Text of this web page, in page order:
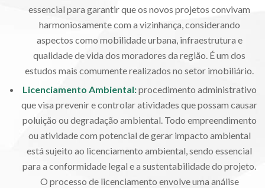
essencial para garantir que os novos projetos convivam
harmoniosamente com a vizinhança, considerando
aspectos como mobilidade urbana, infraestrutura e
qualidade de vida dos moradores da região. É um dos
estudos mais comumente realizados no setor imobiliário.
Licenciamento Ambiental:procedimento administrativo
que visa prevenir e controlar atividades que possam causar
poluição ou degradação ambiental. Todo empreendimento
ou atividade com potencial de gerar impacto ambiental
está sujeito ao licenciamento ambiental, sendo essencial
para a conformidade legal e a sustentabilidade do projeto.
O processo de licenciamento envolve uma análise